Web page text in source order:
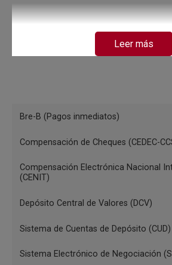
Leer más
Menú
de
Pago
Bre-B (Pagos inmediatos)
Compensación de Cheques (CEDEC-
Compensación Electrónica Nacional
(CENIT)
Depósito Central de Valores (DCV)
Sistema de Cuentas de Depósito (CUD)
Sistema Electrónico de Negociación